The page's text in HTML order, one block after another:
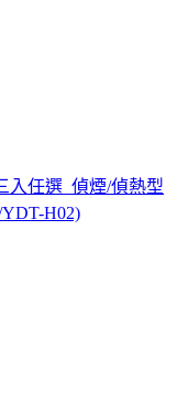
入任選_偵煙/偵熱型
H02)